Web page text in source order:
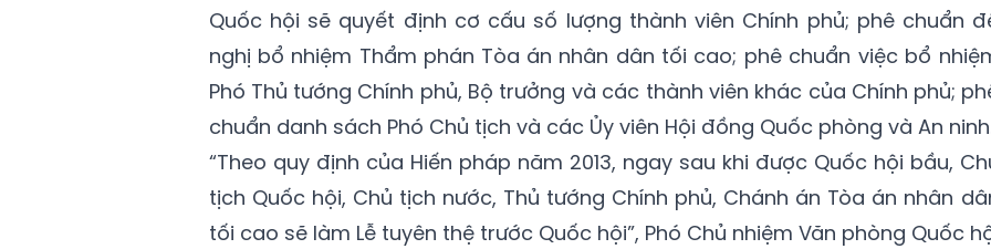
Quốc hội sẽ quyết định cơ cấu số lượng thành viên Chính phủ; phê chuẩn
nghị bổ nhiệm Thẩm phán Tòa án nhân dân tối cao; phê chuẩn việc bổ
Phó Thủ tướng Chính phủ, Bộ trưởng và các thành viên khác của Chính phủ;
chuẩn danh sách Phó Chủ tịch và các Ủy viên Hội đồng Quốc phòng và An
“Theo quy định của Hiến pháp năm 2013, ngay sau khi được Quốc hội bầu,
tịch Quốc hội, Chủ tịch nước, Thủ tướng Chính phủ, Chánh án Tòa án nhân
tối cao sẽ làm Lễ tuyên thệ trước Quốc hội”, Phó Chủ nhiệm Văn phòng Quốc